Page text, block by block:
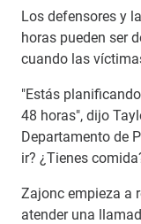
Los defensores y
horas pueden ser
cuando las
"Estás
48 horas", dijo
Departamento de
ir? ¿Tienes
Zajonc empieza a
atender una